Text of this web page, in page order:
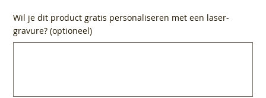
Wil je dit product gratis personaliseren met een laser-
gravure? (optioneel)